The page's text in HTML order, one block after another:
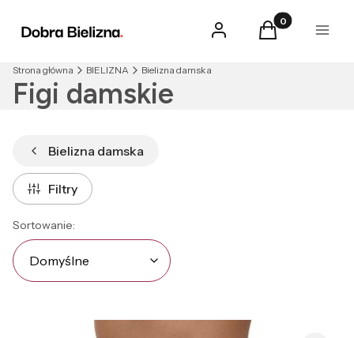
Zaloguj sięProdukty w
Koszyk Menu
Strona główna BIELIZNA Bielizna damska
Figi damskie
Bielizna damska
Filtry
Lista produktów
Sortowanie:
Domyślne